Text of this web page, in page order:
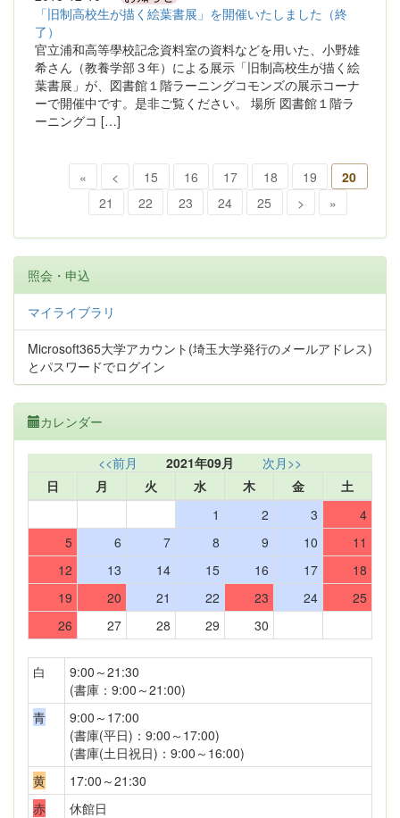
「旧制高校生が描く絵葉書展」を開催いたしました（終
了）
官立浦和高等學校記念資料室の資料などを用いた、小野雄
希さん（教養学部３年）による展示「旧制高校生が描く絵
葉書展」が、図書館１階ラーニングコモンズの展示コーナ
ーで開催中です。是非ご覧ください。 場所 図書館１階ラ
ーニングコ […]
« < 15 16 17 18 19
20
21
22 23 24 25 > »
照会・申込
マイライブラリ
Microsoft365大学アカウント(埼玉大学発行のメールアドレス)
とパスワードでログイン
カレンダー
<<前月 2021年09月
次月>>
日
月 火 水 木 金
土
1
2 3
4
5
6 7 8 9 10
11
12
13 14 15 16 17
18
19
20 21 22 23 24
25
26
27 28 29 30
白
9:00～21:30
(書庫：9:00～21:00)
青
9:00～17:00
(書庫(平日)：9:00～17:00)
(書庫(土日祝日)：9:00～16:00)
黄
17:00～21:30
赤
休館日